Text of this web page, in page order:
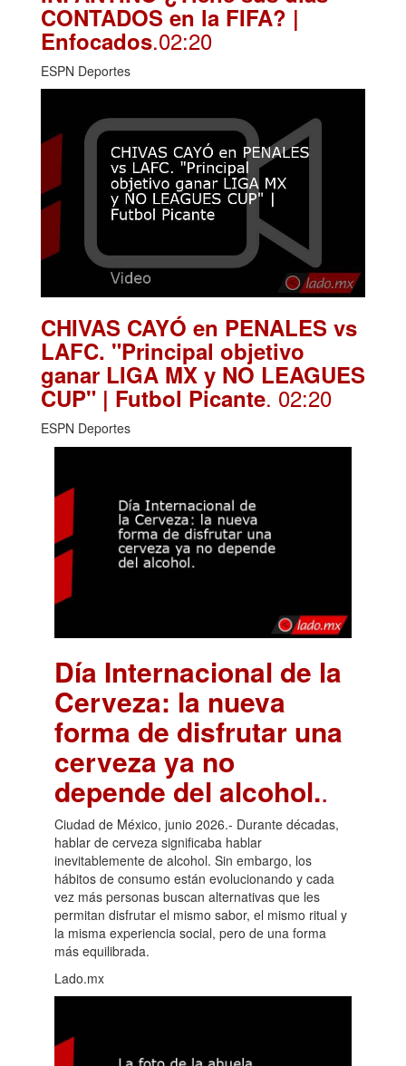
CONTADOS en la FIFA? |
Enfocados.02:20
ESPN Deportes
CHIVAS CAYÓ en PENALES vs
LAFC. "Principal objetivo
ganar LIGA MX y NO LEAGUES
CUP" | Futbol Picante. 02:20
ESPN Deportes
Día Internacional de la
Cerveza: la nueva
forma de disfrutar una
cerveza ya no
depende del alcohol..
Ciudad de México, junio 2026.- Durante décadas,
hablar de cerveza significaba hablar
inevitablemente de alcohol. Sin embargo, los
hábitos de consumo están evolucionando y cada
vez más personas buscan alternativas que les
permitan disfrutar el mismo sabor, el mismo ritual y
la misma experiencia social, pero de una forma
más equilibrada.
Lado.mx